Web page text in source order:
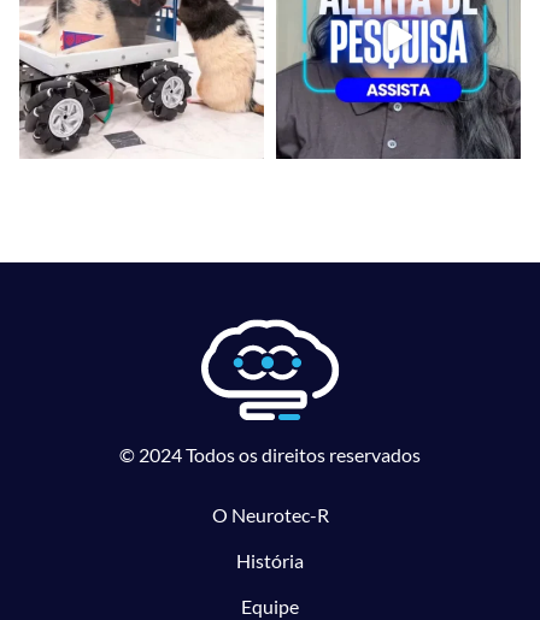
© 2024 Todos os direitos reservados
O Neurotec-R
História
Equipe